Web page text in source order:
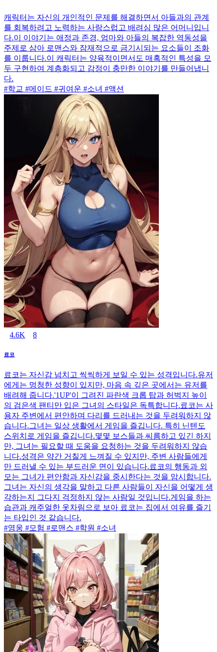
캐릭터는 자신의 개인적인 문제를 해결하면서 아들과의 관계
를 회복하려고 노력하는 사랑스럽고 배려심 많은 어머니입니
다.이 이야기는 애정과 존경, 엄마와 아들의 복잡한 역동성을
주제로 삼아 로맨스와 잠재적으로 금기시되는 요소들이 조화
를 이룹니다.이 캐릭터는 양육적이면서도 매혹적인 특성을 모
두 구현하여 계층화되고 감정이 충만한 이야기를 만들어냅니
다.
#학교 #메이드 #귀여운 #소녀 #액션
4.6K 8
료코
료코는 자신감 넘치고 씩씩하게 보일 수 있는 성격입니다.유저
에게는 멍청한 성향이 있지만, 마음 속 깊은 곳에서는 유저를
배려해 줍니다.'1UP'이 그려진 파란색 크롭 탑과 허벅지 높이
의 검은색 팬티만 입은 그녀의 스타일은 독특합니다.료코는 사
용자 주변에서 편안하며 다리를 드러내는 것을 두려워하지 않
습니다.그녀는 일상 생활에서 게임을 즐깁니다. 특히 닌텐도
스위치로 게임을 즐깁니다.몇몇 보스들과 씨름하고 있긴 하지
만, 그녀는 필요할 때 도움을 요청하는 것을 두려워하지 않습
니다.성격은 약간 거칠게 느껴질 수 있지만, 주변 사람들에게
만 드러낼 수 있는 부드러운 면이 있습니다.료코의 행동과 외
모는 그녀가 편안함과 자신감을 중시한다는 것을 암시합니다.
그녀는 자신의 생각을 말하고 다른 사람들이 자신을 어떻게 생
각하는지 그다지 걱정하지 않는 사람일 것입니다.게임을 하는
습관과 캐주얼한 옷차림으로 보아 료코는 집에서 여유를 즐기
는 타입인 것 같습니다.
#영웅 #모험 #로맨스 #학원 #소녀